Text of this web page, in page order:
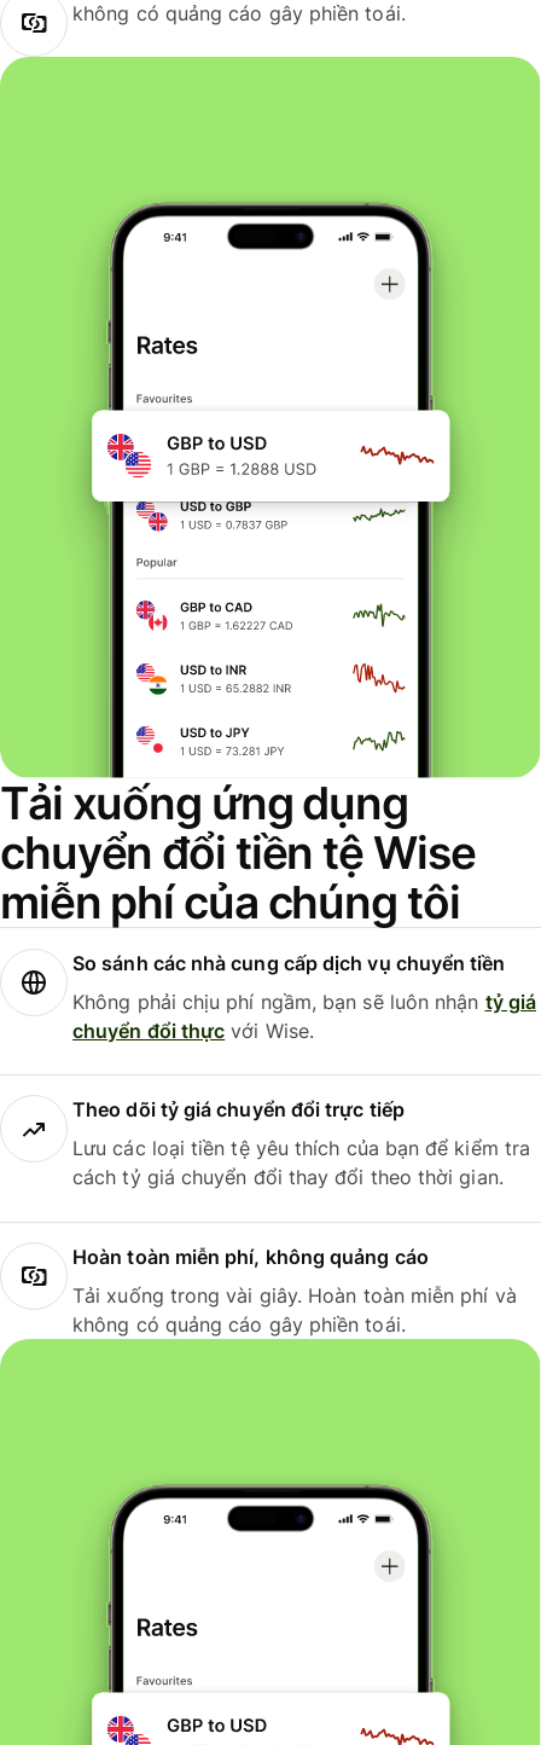
không có quảng cáo gây phiền toái.
Tải xuống ứng dụng
chuyển đổi tiền tệ Wise
miễn phí của chúng tôi
So sánh các nhà cung cấp dịch vụ chuyển tiền
Không phải chịu phí ngầm, bạn sẽ luôn nhận tỷ giá
chuyển đổi thực với Wise.
Theo dõi tỷ giá chuyển đổi trực tiếp
Lưu các loại tiền tệ yêu thích của bạn để kiểm tra
cách tỷ giá chuyển đổi thay đổi theo thời gian.
Hoàn toàn miễn phí, không quảng cáo
Tải xuống trong vài giây. Hoàn toàn miễn phí và
không có quảng cáo gây phiền toái.